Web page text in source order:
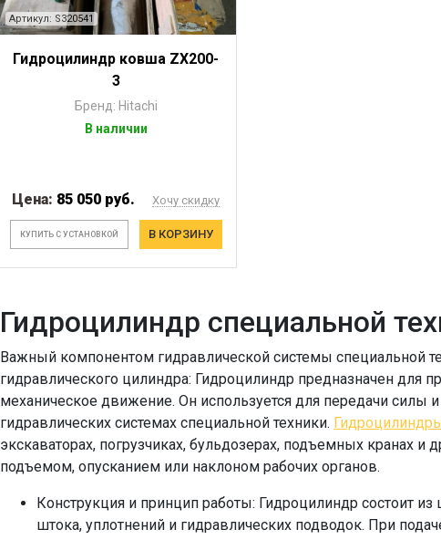
Артикул: S320541
Гидроцилиндр ковша ZX200-
3
Бренд: Hitachi
В наличии
Цена: 85 050 руб. Хочу скидку
КУПИТЬ С УСТАНОВКОЙ В КОРЗИНУ
Гидроцилиндр специальной
Важный компонентом гидравлической системы специальной
гидравлического цилиндра: Гидроцилиндр предназначен для
механическое движение. Он используется для передачи силы
гидравлических системах специальной техники.
экскаваторах, погрузчиках, бульдозерах, подъемных кранах и
подъемом, опусканием или наклоном рабочих органов.
Конструкция и принцип работы: Гидроцилиндр состоит
штока, уплотнений и гидравлических подводок. При